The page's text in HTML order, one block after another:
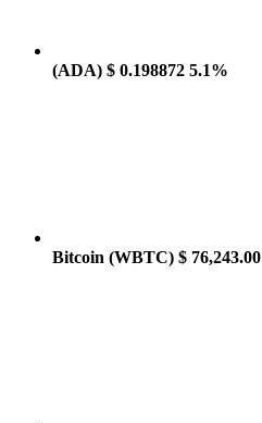
(ADA) $ 0.198872 5.1%
Bitcoin (WBTC) $ 76,243.00